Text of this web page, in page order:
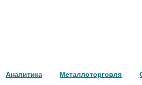
Аналитика Металлоторговля